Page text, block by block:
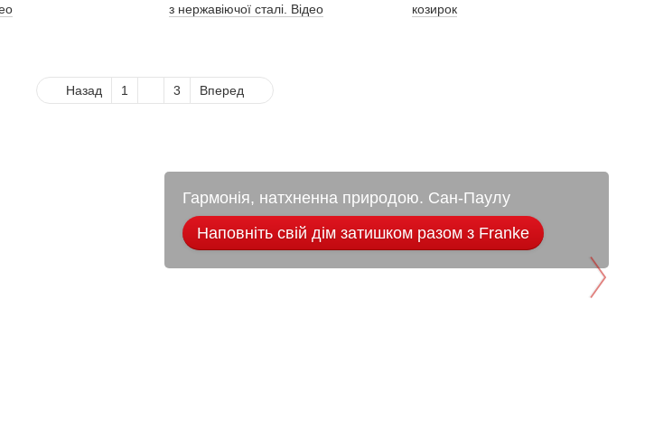
з нержавіючої сталі. Відео
козирок
Назад 1 3 Вперед
Гармонія, натхненна природою. Сан-Паулу
Наповніть свій дім затишком разом з Franke